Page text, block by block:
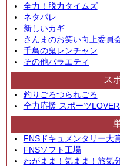
全力！脱力タイムズ
ネタパレ
新しいカギ
さんまのお笑い向上委員
千鳥の鬼レンチャン
その他バラエティ
ス
釣りごろつられごろ
全力応援 スポーツ
FNSドキュメンタリー大
FNSソフト工場
わがまま！気まま！旅気